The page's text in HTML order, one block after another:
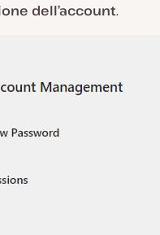
dell’account.